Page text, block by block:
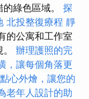
綠色區域。 探
北投整復療程 靜
的公寓和工作室
辦理護照的完
，讓每個角落更
心外燴，讓您的
老年人設計的助